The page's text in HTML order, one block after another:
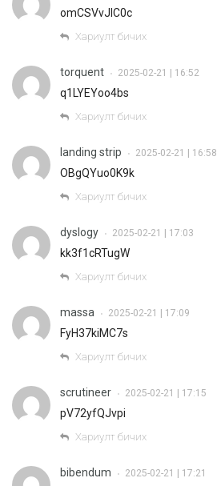
omCSVvJIC0c
Хариулт бичих
torquent • 2025-02-21 | 16:52
q1LYEYoo4bs
Хариулт бичих
landing strip • 2025-02-21 | 16:58
OBgQYuo0K9k
Хариулт бичих
dyslogy • 2025-02-21 | 17:03
kk3f1cRTugW
Хариулт бичих
massa • 2025-02-21 | 17:09
FyH37kiMC7s
Хариулт бичих
scrutineer • 2025-02-21 | 17:15
pV72yfQJvpi
Хариулт бичих
bibendum • 2025-02-21 | 17:21